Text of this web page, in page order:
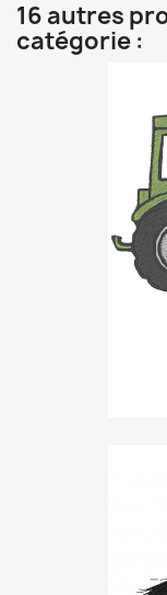
16 autres
catégorie :